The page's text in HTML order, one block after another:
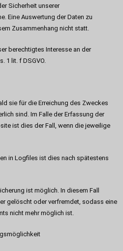
Sicherheit unserer
Eine Auswertung der Daten zu
Zusammenhang nicht statt.
berechtigtes Interesse an der
1 lit. f DSGVO.
sie für die Erreichung des Zweckes
sind. Im Falle der Erfassung der
ist dies der Fall, wenn die jeweilige
in Logfiles ist dies nach spätestens
ist möglich. In diesem Fall
gelöscht oder verfremdet, sodass eine
nicht mehr möglich ist.